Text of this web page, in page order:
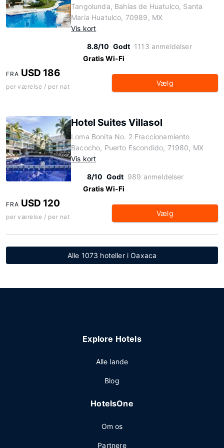
Tangolunda, Bahías de Huatulco, Santa
María Huatulco, 70989, MX
Vis kort
8.8/10 Godt 1113 anmeldelser
Gratis Wi-Fi
FRA USD 186
per værelse / per nat Vælg
Hotel Suites Villasol
Loma Bonita No. 2 Fraccionamiento
Bacocho, Puerto Escondido, 71980, MX
Vis kort
8/10 Godt 989 anmeldelser
Gratis Wi-Fi
FRA USD 120
per værelse / per nat Vælg
Alle 1073 hoteller i Oaxaca
Explore Hotels
Alle lande
Blog
HotelsOne
Om os
Partnere